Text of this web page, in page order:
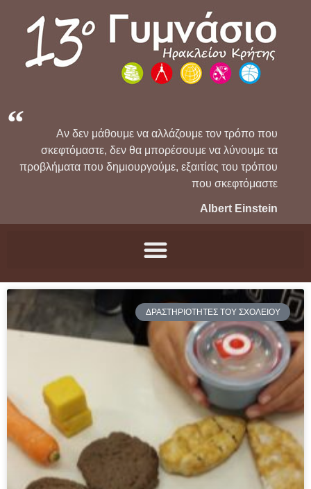
Αν δεν μάθουμε να αλλάζουμε τον τρόπο που
σκεφτόμαστε, δεν θα μπορέσουμε να λύνουμε τα
προβλήματα που δημιουργούμε, εξαιτίας του τρόπου
που σκεφτόμαστε
Albert Einstein
ΔΡΑΣΤΗΡΙΟΤΗΤΕΣ ΤΟΥ ΣΧΟΛΕΙΟΥ